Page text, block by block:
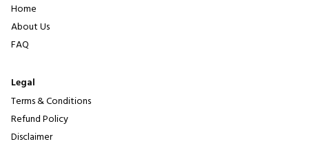
Home
About Us
FAQ
Legal
Terms & Conditions
Refund Policy
Disclaimer